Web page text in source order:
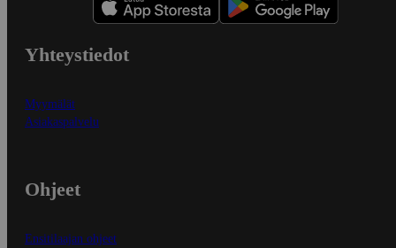
Yhteystiedot
Myymälät
Asiakaspalvelu
Ohjeet
Ensitilaajan ohjeet